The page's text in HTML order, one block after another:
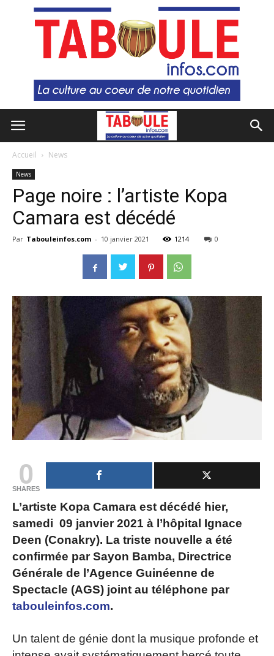
Accueil News
News
Page noire : l’artiste Kopa
Camara est décédé
Par Tabouleinfos.com - 10 janvier 2021 1214 0
0
SHARES
L’artiste Kopa Camara est décédé hier,
samedi 09 janvier 2021 à l’hôpital Ignace
Deen (Conakry). La triste nouvelle a été
confirmée par Sayon Bamba, Directrice
Générale de l’Agence Guinéenne de
Spectacle (AGS) joint au téléphone par
tabouleinfos.com.
Un talent de génie dont la musique profonde et